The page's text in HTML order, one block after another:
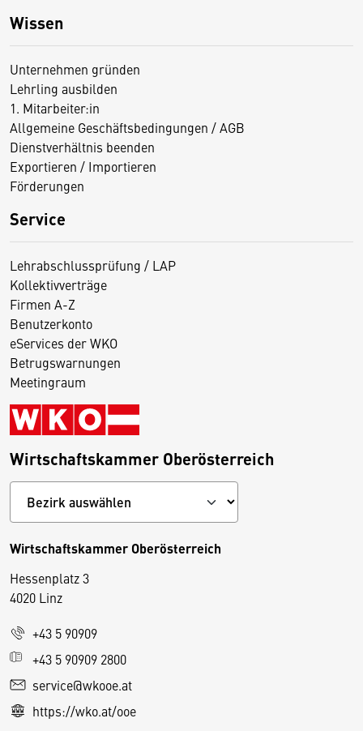
Wissen
Unternehmen gründen
Lehrling ausbilden
1. Mitarbeiter:in
Allgemeine Geschäftsbedingungen / AGB
Dienstverhältnis beenden
Exportieren / Importieren
Förderungen
Service
Lehrabschlussprüfung / LAP
Kollektivverträge
Firmen A-Z
Benutzerkonto
eServices der WKO
Betrugswarnungen
Meetingraum
Wirtschaftskammer Oberösterreich
Wirtschaftskammer Oberösterreich
Hessenplatz 3
4020 Linz
+43 5 90909
+43 5 90909 2800
service@wkooe.at
https://wko.at/ooe
D
e
s